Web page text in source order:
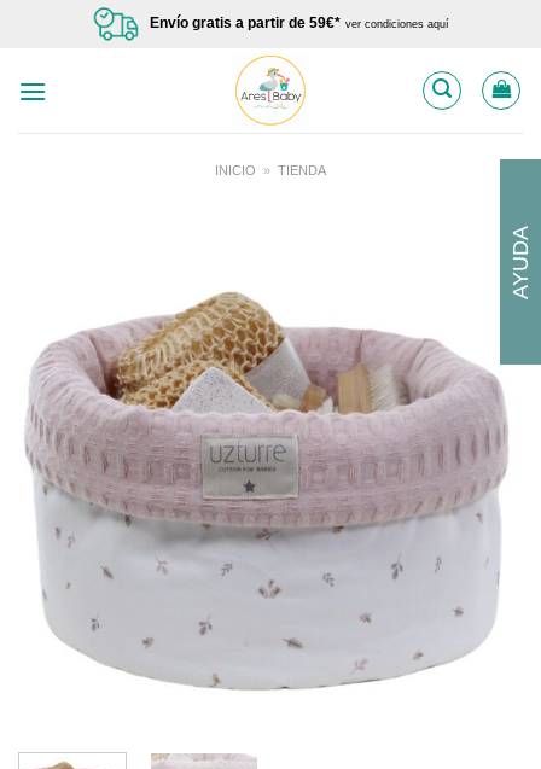
Envío gratis a partir de 59€* ver condiciones aquí
INICIO » TIENDA
AYUDA